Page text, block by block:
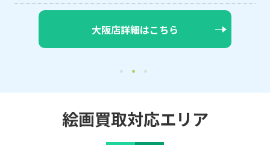
大阪店詳細はこちら
絵画買取対応エリア